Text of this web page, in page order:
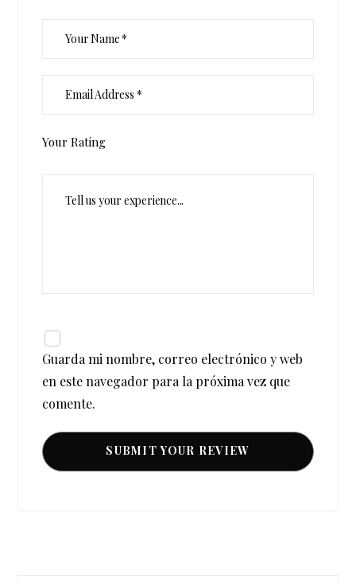
Your Rating
Guarda mi nombre, correo electrónico y web
en este navegador para la próxima vez que
comente.